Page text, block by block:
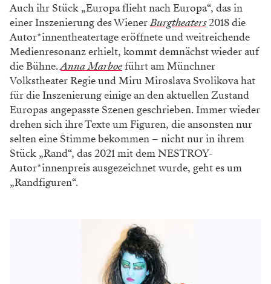
Auch ihr Stück „Europa flieht nach Europa“, das in
einer Inszenierung des WienerBurgtheaters2018 die
Autor*innentheatertage eröffnete und weitreichende
Medienresonanz erhielt, kommt demnächst wieder auf
die Bühne.Anna Marboeführt am Münchner
Volkstheater Regie und Miru Miroslava Svolikova hat
für die Inszenierung einige an den aktuellen Zustand
Europas angepasste Szenen geschrieben. Immer wieder
drehen sich ihre Texte um Figuren, die ansonsten nur
selten eine Stimme bekommen – nicht nur in ihrem
Stück „Rand“, das 2021 mit dem NESTROY-
Autor*innenpreis ausgezeichnet wurde, geht es um
„Randfiguren“.